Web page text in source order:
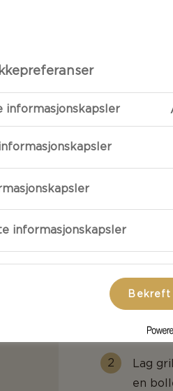
Lag
løken
bolle.
til
Lag
en
informasjonskapsler
informasjonskapsler
Bekreft